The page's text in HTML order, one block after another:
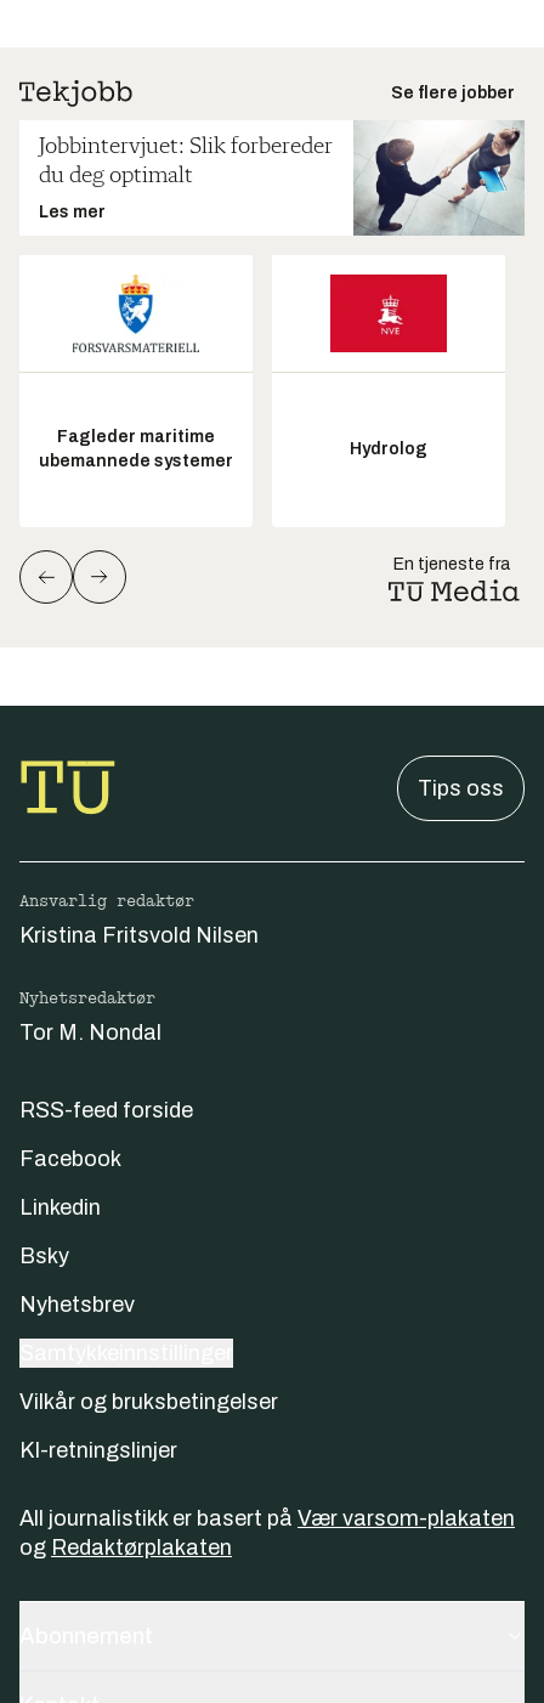
Se flere jobber
Jobbintervjuet: Slik forbereder
du deg optimalt
Les mer
Fagleder maritime
ubemannede systemer
Hydrolog
En tjeneste fra
Tips oss
Ansvarlig redaktør
Kristina Fritsvold Nilsen
Nyhetsredaktør
Tor M. Nondal
RSS-feed forside
Facebook
Linkedin
Bsky
Nyhetsbrev
Vilkår og bruksbetingelser
KI-retningslinjer
All journalistikk er basert på Vær varsom-plakaten
og Redaktørplakaten